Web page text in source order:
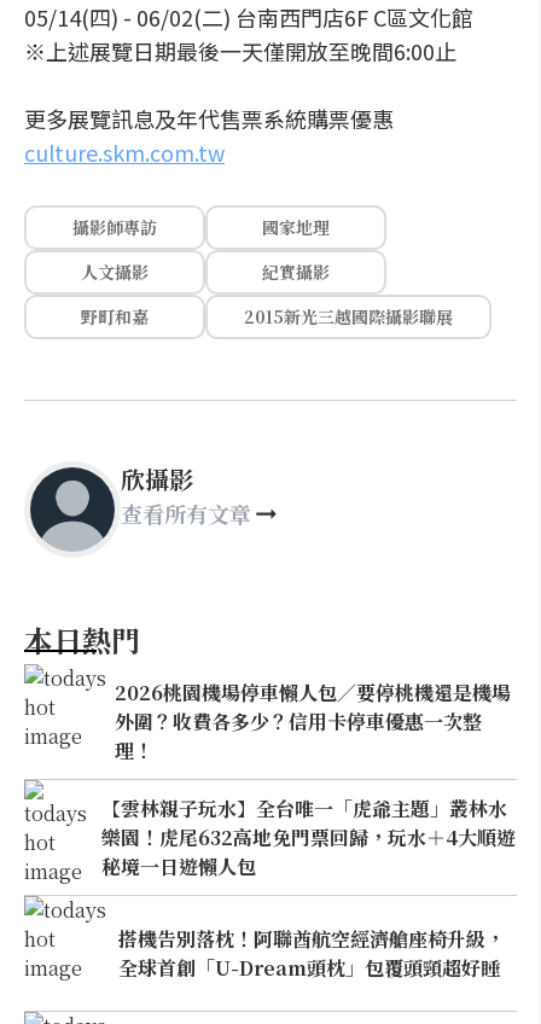
05/14(四) - 06/02(二) 台南西門店6F C區文化館
※上述展覽日期最後一天僅開放至晚間6:00止
更多展覽訊息及年代售票系統購票優惠
culture.skm.com.tw
攝影師專訪
國家地理
人文攝影
紀實攝影
野町和嘉
2015新光三越國際攝影聯展
欣攝影
查看所有文章
本日熱門
2026桃園機場停車懶人包／要停桃機還是機場
外圍？收費各多少？信用卡停車優惠一次整
理！
【雲林親子玩水】全台唯一「虎爺主題」叢林水
樂園！虎尾632高地免門票回歸，玩水＋4大順遊
秘境一日遊懶人包
搭機告別落枕！阿聯酋航空經濟艙座椅升級，
全球首創「U-Dream頭枕」包覆頭頸超好睡